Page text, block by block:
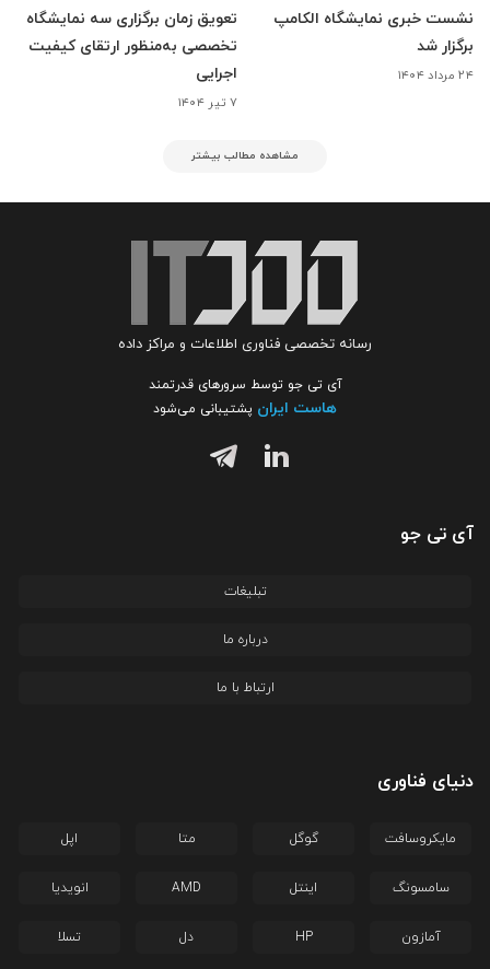
نشست خبری نمایشگاه الکامپ
برگزار شد
۲۴ مرداد ۱۴۰۴
تعویق زمان برگزاری سه نمایشگاه
تخصصی به‌منظور ارتقای کیفیت
اجرایی
۷ تیر ۱۴۰۴
مشاهده مطالب بیشتر
رسانه تخصصی فناوری اطلاعات و مراکز داده
آی تی جو توسط سرورهای قدرتمند
هاست ایران پشتیبانی می‌شود
آی تی جو
تبلیغات
درباره ما
ارتباط با ما
دنیای فناوری
مایکروسافت گوگل متا اپل
سامسونگ اینتل AMD انویدیا
آمازون HP دل تسلا